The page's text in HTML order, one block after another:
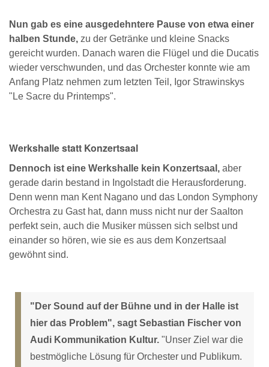
Nun gab es eine ausgedehntere Pause von etwa einer
halben Stunde, zu der Getränke und kleine Snacks
gereicht wurden. Danach waren die Flügel und die Ducatis
wieder verschwunden, und das Orchester konnte wie am
Anfang Platz nehmen zum letzten Teil, Igor Strawinskys
"Le Sacre du Printemps".
Werkshalle statt Konzertsaal
Dennoch ist eine Werkshalle kein Konzertsaal, aber
gerade darin bestand in Ingolstadt die Herausforderung.
Denn wenn man Kent Nagano und das London Symphony
Orchestra zu Gast hat, dann muss nicht nur der Saalton
perfekt sein, auch die Musiker müssen sich selbst und
einander so hören, wie sie es aus dem Konzertsaal
gewöhnt sind.
"Der Sound auf der Bühne und in der Halle ist
hier das Problem", sagt Sebastian Fischer von
Audi Kommunikation Kultur. "Unser Ziel war die
bestmögliche Lösung für Orchester und Publikum.